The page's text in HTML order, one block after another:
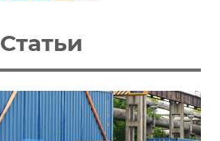
Статьи